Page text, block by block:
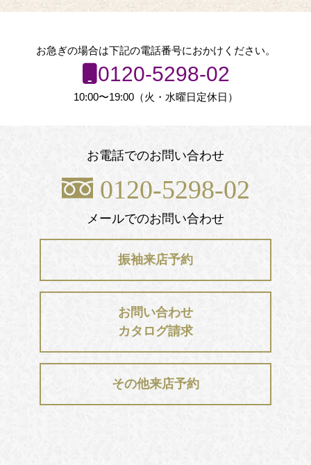
お急ぎの場合は下記の電話番号におかけください。
0120-5298-02
10:00〜19:00（火・水曜日定休日）
お電話でのお問い合わせ
0120-5298-02
メールでのお問い合わせ
振袖来店予約
お問い合わせ
カタログ請求
その他来店予約